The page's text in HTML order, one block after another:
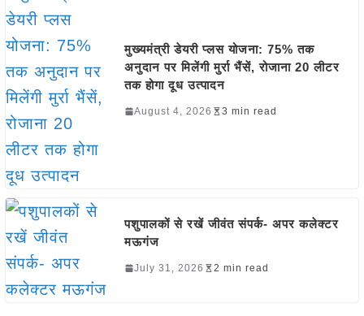
मुख्यमंत्री डेयरी प्लस योजना: 75% तक
अनुदान पर मिलेंगी मुर्रा भैंसें, रोजाना 20 लीटर
तक होगा दूध उत्पादन
August 4, 2026 3 min read
पशुपालकों से रखें जीवंत संपर्क- अपर कलेक्टर
मऊगंज
July 31, 2026 2 min read